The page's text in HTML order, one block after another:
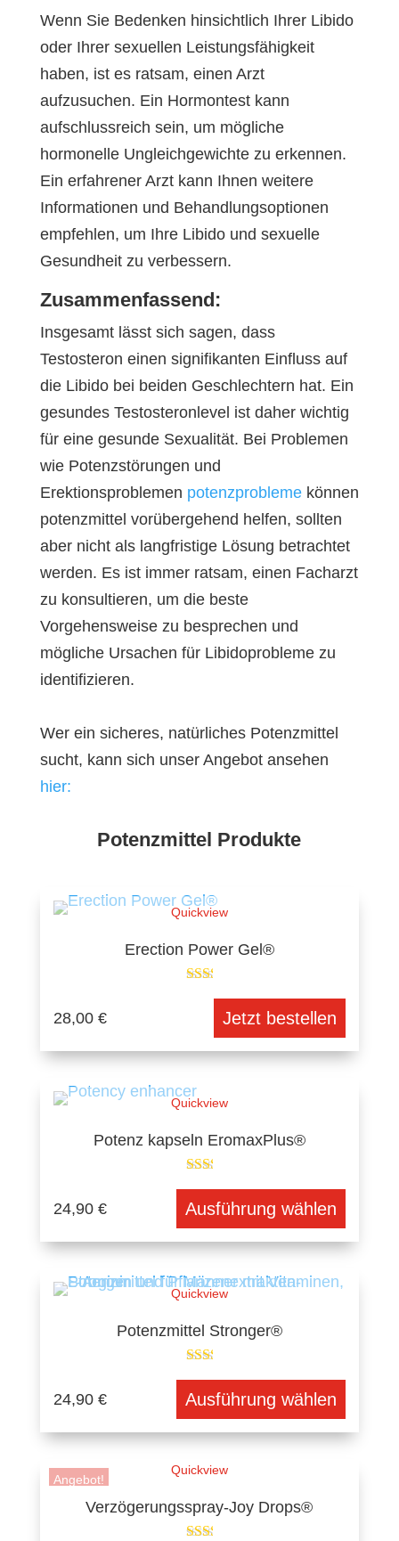
Wenn Sie Bedenken hinsichtlich Ihrer Libido
oder Ihrer sexuellen Leistungsfähigkeit
haben, ist es ratsam, einen Arzt
aufzusuchen. Ein Hormontest kann
aufschlussreich sein, um mögliche
hormonelle Ungleichgewichte zu erkennen.
Ein erfahrener Arzt kann Ihnen weitere
Informationen und Behandlungsoptionen
empfehlen, um Ihre Libido und sexuelle
Gesundheit zu verbessern.
Zusammenfassend:
Insgesamt lässt sich sagen, dass
Testosteron einen signifikanten Einfluss auf
die Libido bei beiden Geschlechtern hat. Ein
gesundes Testosteronlevel ist daher wichtig
für eine gesunde Sexualität. Bei Problemen
wie Potenzstörungen und
Erektionsproblemen potenzproblemekönnen
potenzmittel vorübergehend helfen, sollten
aber nicht als langfristige Lösung betrachtet
werden. Es ist immer ratsam, einen Facharzt
zu konsultieren, um die beste
Vorgehensweise zu besprechen und
mögliche Ursachen für Libidoprobleme zu
identifizieren.
Wer ein sicheres, natürliches Potenzmittel
sucht, kann sich unser Angebot ansehen
hier:
Potenzmittel Produkte
Quickview
Erection Power Gel®
28,00 € Jetzt bestellen
Quickview
Potenz kapseln EromaxPlus®
24,90 € Ausführung wählen
Quickview
Potenzmittel Stronger®
24,90 € Ausführung wählen
Angebot!
Quickview
Verzögerungsspray-Joy Drops®